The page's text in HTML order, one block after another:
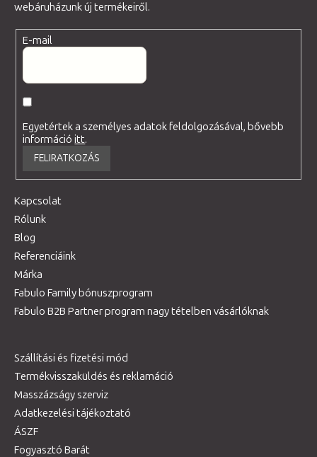
webáruházunk új termékeiről.
E-mail
Egyetértek a személyes adatok feldolgozásával, bővebb
információitt.
FELIRATKOZÁS
Kapcsolat
Rólunk
Blog
Referenciáink
Márka
Fabulo Family bónuszprogram
Fabulo B2B Partner program nagy tételben vásárlóknak
Szállítási és fizetési mód
Termékvisszaküldés és reklamáció
Masszázságy szerviz
Adatkezelési tájékoztató
ÁSZF
Fogyasztó Barát